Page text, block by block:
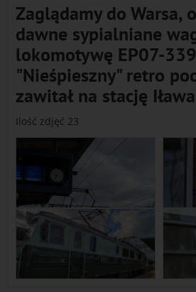
Zaglądamy do Warsa,
dawne sypialniane
lokomotywę EP07-
"Nieśpieszny" retro
zawitał na stację
Ilość zdjęć 23